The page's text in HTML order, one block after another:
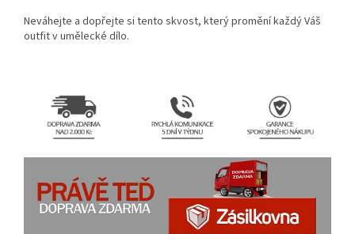
Neváhejte a dopřejte si tento skvost, který promění každý Váš
outfit v umělecké dílo.